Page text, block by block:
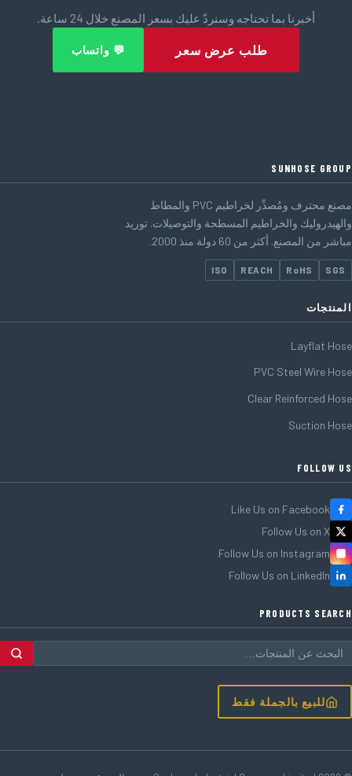
أخبرنا بما تحتاجه وسنردّ عليك بسعر المصنع خلال 24 ساعة.
طلب عرض سعر 💬 واتساب
SUNHOSE GROUP
مصنع محترف ومُصدِّر لخراطيم PVC والمطاط
والهيدروليك والخراطيم المسطحة والتوصيلات. توريد
مباشر من المصنع. أكثر من 60 دولة منذ 2000.
SGS
RoHS
REACH
ISO
المنتجات
Layflat Hose
PVC Steel Wire Hose
Clear Reinforced Hose
Suction Hose
FOLLOW US
Like Us on Facebook
Follow Us on X
Follow Us on Instagram
Follow Us on LinkedIn
PRODUCTS SEARCH
للبيع بالجملة فقط